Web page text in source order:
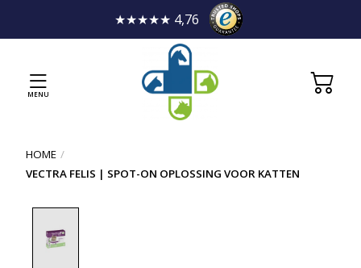
★★★★★ 4,76
MENU
HOME /
VECTRA FELIS | SPOT-ON OPLOSSING VOOR KATTEN